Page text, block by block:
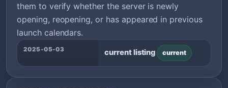
them to verify whether the server is newly
opening, reopening, or has appeared in previous
launch calendars.
2025-05-03 current listing current